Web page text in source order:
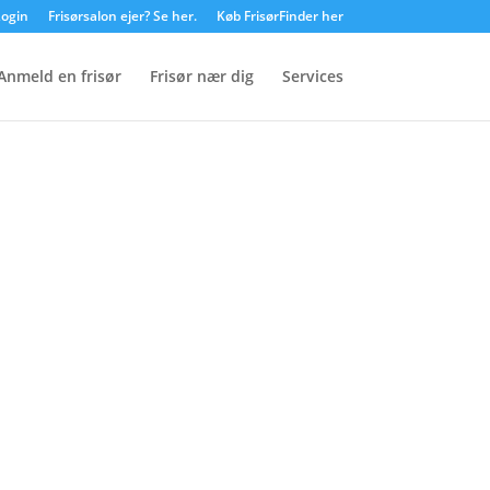
Frisørsalon ejer? Se her. Køb FrisørFinder her
en frisør Frisør nær dig Services